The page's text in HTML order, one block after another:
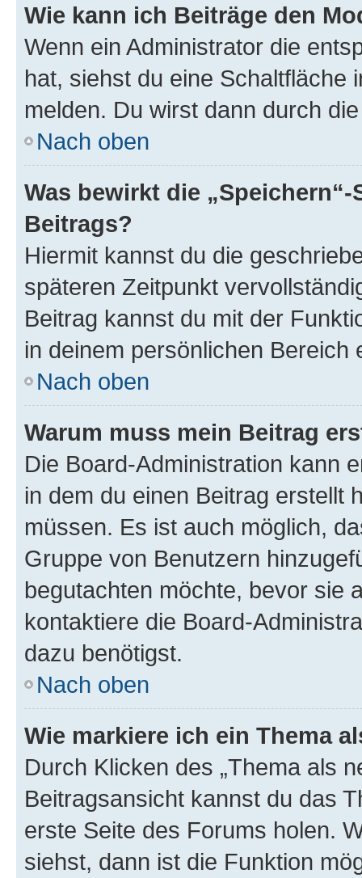
Wie kann ich Beiträge den
Wenn ein Administrator die
hat, siehst du eine Schaltfläche
melden. Du wirst dann durch
Nach oben
Was bewirkt die
Beitrags?
Hiermit kannst du die
späteren Zeitpunkt
Beitrag kannst du mit der
in deinem persönlichen Bereich
Nach oben
Warum muss mein Beitrag
Die Board-Administration kann
in dem du einen Beitrag erstellt
müssen. Es ist auch möglich,
Gruppe von Benutzern
begutachten möchte, bevor sie
kontaktiere die Board-
dazu benötigst.
Nach oben
Wie markiere ich ein Thema
Durch Klicken des „Thema als
Beitragsansicht kannst du das
erste Seite des Forums holen.
siehst, dann ist die Funktion